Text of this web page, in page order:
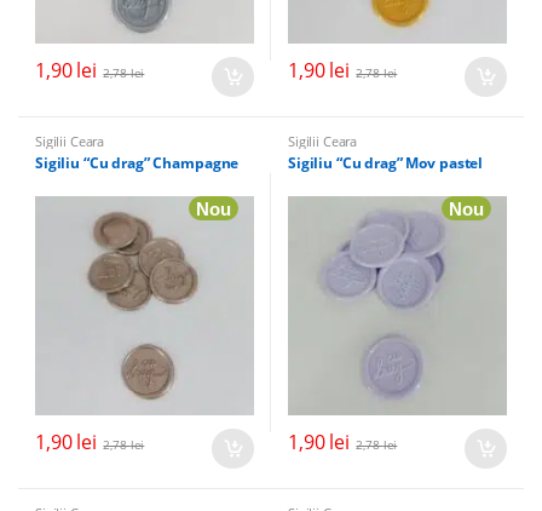
1,90lei 2,78lei 1,90lei 2,78lei
Sigilii Ceara
Sigiliu “Cu drag” Champagne
Nou
1,90lei 2,78lei
Sigilii Ceara
Sigiliu “Cu drag” Mov pastel
Nou
1,90lei 2,78lei